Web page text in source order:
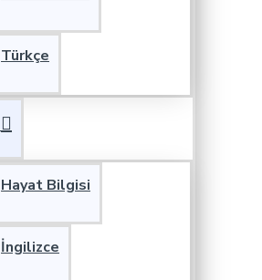
Türkçe
Hayat Bilgisi
İngilizce